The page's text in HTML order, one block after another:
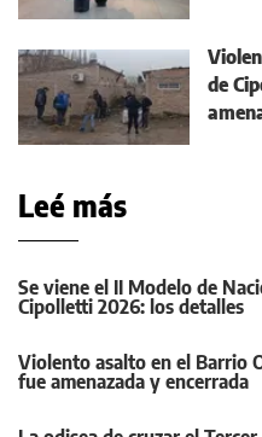
de
Leé más
Se viene el II Modelo de
Cipolletti 2026: los detalles
Violento asalto en el Barrio
fue amenazada y encerrada